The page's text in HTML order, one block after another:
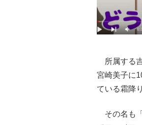
所属する
宮崎美子に
ている霜降
その名も